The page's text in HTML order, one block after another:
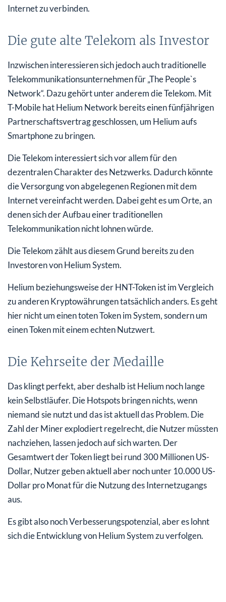
Internet zu verbinden.
Die gute alte Telekom als Investor
Inzwischen interessieren sich jedoch auch traditionelle
Telekommunikationsunternehmen für „The People`s
Network“. Dazu gehört unter anderem die Telekom. Mit
T-Mobile hat Helium Network bereits einen fünfjährigen
Partnerschaftsvertrag geschlossen, um Helium aufs
Smartphone zu bringen.
Die Telekom interessiert sich vor allem für den
dezentralen Charakter des Netzwerks. Dadurch könnte
die Versorgung von abgelegenen Regionen mit dem
Internet vereinfacht werden. Dabei geht es um Orte, an
denen sich der Aufbau einer traditionellen
Telekommunikation nicht lohnen würde.
Die Telekom zählt aus diesem Grund bereits zu den
Investoren von Helium System.
Helium beziehungsweise der HNT-Token ist im Vergleich
zu anderen Kryptowährungen tatsächlich anders. Es geht
hier nicht um einen toten Token im System, sondern um
einen Token mit einem echten Nutzwert.
Die Kehrseite der Medaille
Das klingt perfekt, aber deshalb ist Helium noch lange
kein Selbstläufer. Die Hotspots bringen nichts, wenn
niemand sie nutzt und das ist aktuell das Problem. Die
Zahl der Miner explodiert regelrecht, die Nutzer müssten
nachziehen, lassen jedoch auf sich warten. Der
Gesamtwert der Token liegt bei rund 300 Millionen US-
Dollar, Nutzer geben aktuell aber noch unter 10.000 US-
Dollar pro Monat für die Nutzung des Internetzugangs
aus.
Es gibt also noch Verbesserungspotenzial, aber es lohnt
sich die Entwicklung von Helium System zu verfolgen.